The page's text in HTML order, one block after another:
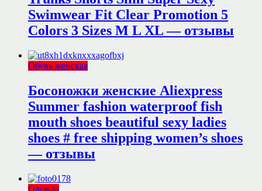
Swimwear Fit Clear Promotion 5
Colors 3 Sizes M L XL — отзывы
Обувь женская
Босоножки женские Aliexpress
Summer fashion waterproof fish
mouth shoes beautiful sexy ladies
shoes # free shipping women’s shoes
— отзывы
Одежда